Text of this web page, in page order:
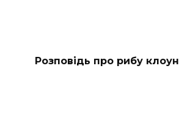
Розповідь про рибу клоун